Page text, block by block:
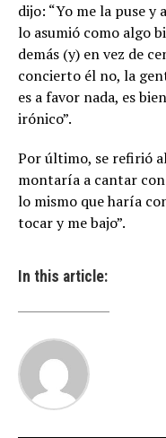
dijo: “Yo me la puse y
lo asumió como algo
demás (y) en vez de
concierto él no, la
es a favor nada, es
irónico”.
Por último, se refirió
montaría a cantar con
lo mismo que haría
tocar y me bajo”.
In this article: